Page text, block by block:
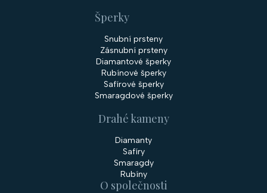
Šperky
Snubní prsteny
Zásnubní prsteny
Diamantové šperky
Rubínové šperky
Safírové šperky
Smaragdové šperky
Drahé kameny
Diamanty
Safíry
Smaragdy
Rubíny
O společnosti